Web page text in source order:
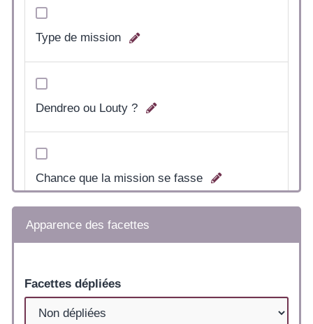
Type de mission
Dendreo ou Louty ?
Chance que la mission se fasse
Apparence des facettes
Facettes dépliées